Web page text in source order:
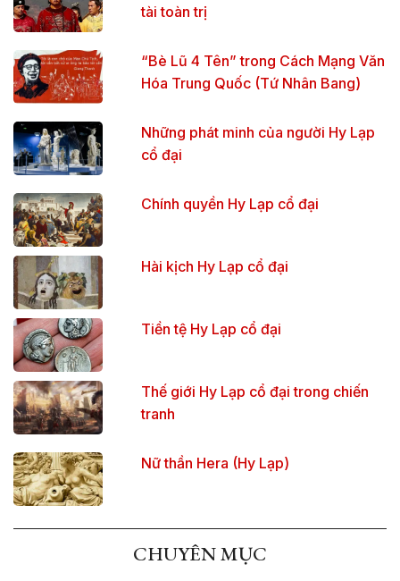
tài toàn trị
“Bè Lũ 4 Tên” trong Cách Mạng Văn
Hóa Trung Quốc (Tứ Nhân Bang)
Những phát minh của người Hy Lạp
cổ đại
Chính quyền Hy Lạp cổ đại
Hài kịch Hy Lạp cổ đại
Tiền tệ Hy Lạp cổ đại
Thế giới Hy Lạp cổ đại trong chiến
tranh
Nữ thần Hera (Hy Lạp)
CHUYÊN MỤC